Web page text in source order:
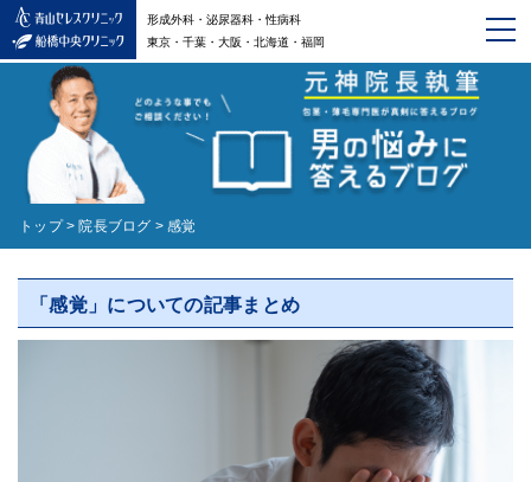
形成外科・泌尿器科・性病科
東京・千葉・大阪・北海道・福岡
トップ > 院長ブログ > 感覚
「感覚」についての記事まとめ